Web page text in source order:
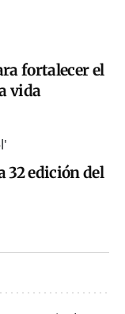
fortalecer el
vida
32 edición del